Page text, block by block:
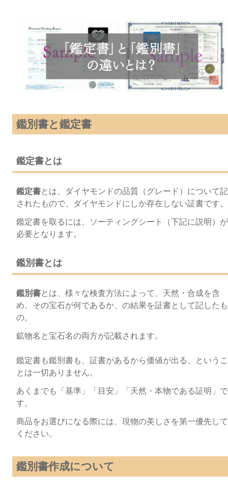
鑑別書と鑑定書
鑑定書とは
鑑定書とは、ダイヤモンドの品質（グレード）について記
されたもので、ダイヤモンドにしか存在しない証書です。
鑑定書を取るには、ソーティングシート（下記に説明）が
必要となります。
鑑別書とは
鑑別書とは、様々な検査方法によって、天然・合成を含
め、その宝石が何であるか、の結果を証書として記したも
の。
鉱物名と宝石名の両方が記載されます。
鑑定書も鑑別書も、証書があるから価値が出る、というこ
とは一切ありません。
あくまでも「基準」「目安」「天然・本物である証明」で
す。
商品をお選びになる際には、現物の美しさを第一優先して
ください。
鑑別書作成について